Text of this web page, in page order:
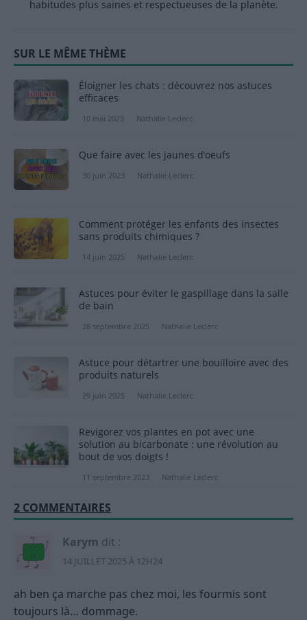
habitudes plus saines et respectueuses de la planète.
SUR LE MÊME THÈME
Éloigner les chats : découvrez nos astuces
efficaces
10 mai 2023 Nathalie Leclerc
Que faire avec les jaunes d’oeufs
30 juin 2023 Nathalie Leclerc
Comment protéger les enfants des insectes
sans produits chimiques ?
14 juin 2025 Nathalie Leclerc
Astuces pour éviter le gaspillage dans la salle
de bain
28 septembre 2025 Nathalie Leclerc
Astuce pour détartrer une bouilloire avec des
produits naturels
29 juin 2025 Nathalie Leclerc
Revigorez vos plantes en pot avec une
solution au bicarbonate : une révolution au
bout de vos doigts !
11 septembre 2023 Nathalie Leclerc
2 COMMENTAIRES
Karym dit :
14 JUILLET 2025 À 12H24
ah ben ça marche pas chez moi, les fourmis sont
toujours là… dommage.